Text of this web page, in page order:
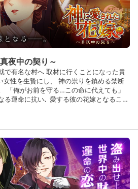
夜中の契り～
で有名な村へ 取材に行くことになった貴
女性を生贄にし、 神の祟りを鎮める禁断
る運命に抗い､ 愛する彼の花嫁となること